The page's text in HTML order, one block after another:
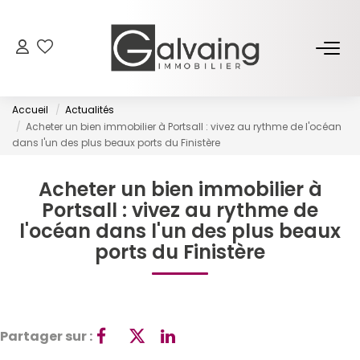
À Vendre
À Louer
PROGRAMMES NEUFS
ESTIMER
L’AGENCE
Accueil
Actualités
Acheter un bien immobilier à Portsall : vivez au rythme de l'océan
dans l'un des plus beaux ports du Finistère
Acheter un bien immobilier à
Portsall : vivez au rythme de
l'océan dans l'un des plus beaux
ports du Finistère
Partager sur :